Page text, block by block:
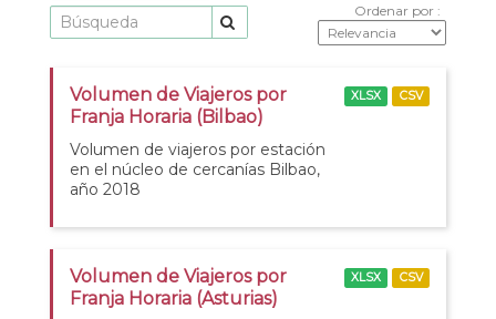
Ordenar por
Volumen de Viajeros por
Franja Horaria (Bilbao)
Volumen de viajeros por estación
en el núcleo de cercanías Bilbao,
año 2018
XLSX CSV
Volumen de Viajeros por
Franja Horaria (Asturias)
XLSX CSV